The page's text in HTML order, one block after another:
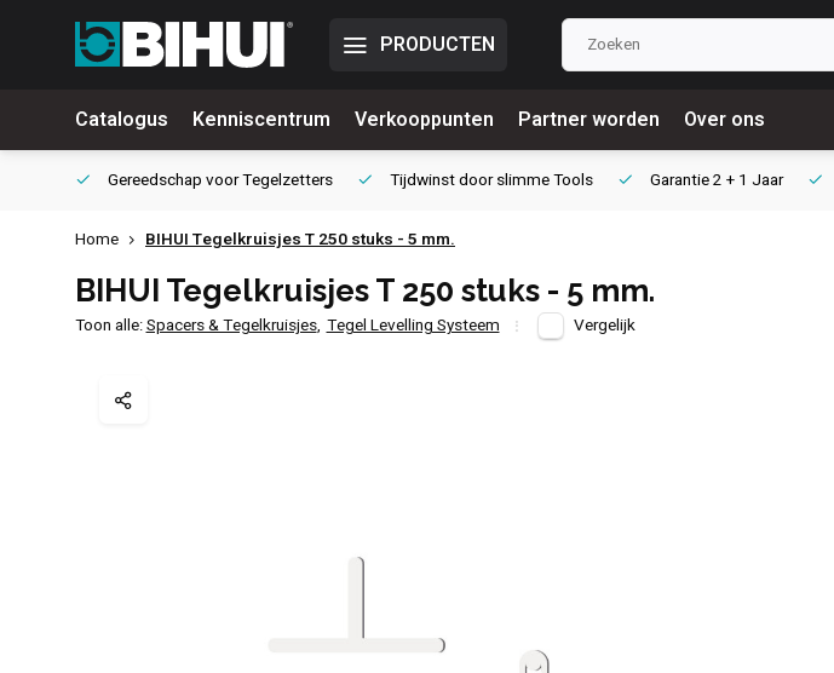
PRODUCTEN
Catalogus Kenniscentrum Verkooppunten Partner worden Over ons
Gereedschap voorTegelzetters Tijdwinst doorslimme Tools Garantie2 + 1 Jaar
Home BIHUI Tegelkruisjes T 250 stuks - 5 mm.
BIHUI Tegelkruisjes T 250 stuks - 5 mm.
Toon alle:Spacers & Tegelkruisjes, Tegel Levelling Systeem Vergelijk